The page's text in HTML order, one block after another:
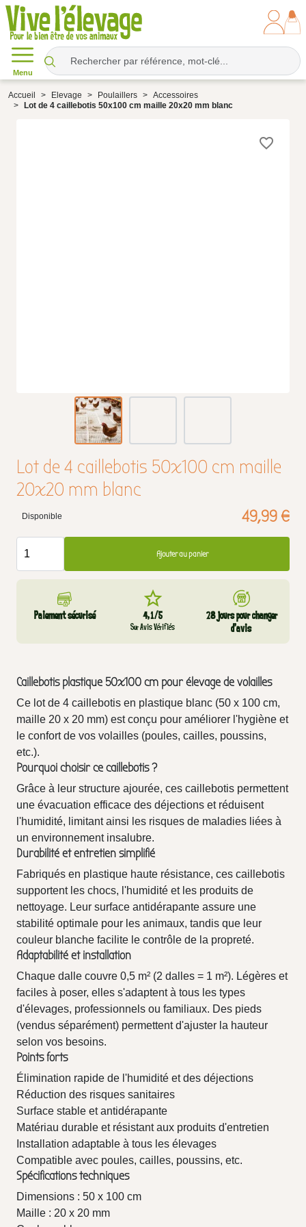
Menu
Accueil Elevage Poulaillers
Accessoires
Lot de 4 caillebotis 50x100 cm maille 20x20 mm blanc
favorite_border
Lot de 4 caillebotis 50x100 cm maille
20x20 mm blanc
Disponible 49,99 €
Ajouter au panier
Paiement sécurisé 4,1/5
Sur Avis Vérifiés
28 jours pour changer
d’avis
Caillebotis plastique 50x100 cm pour élevage de volailles
Ce lot de 4 caillebotis en plastique blanc (50 x 100 cm,
maille 20 x 20 mm) est conçu pour améliorer l'hygiène et
le confort de vos volailles (poules, cailles, poussins,
etc.).
Pourquoi choisir ce caillebotis ?
Grâce à leur structure ajourée, ces caillebotis permettent
une évacuation efficace des déjections et réduisent
l'humidité, limitant ainsi les risques de maladies liées à
un environnement insalubre.
Durabilité et entretien simplifié
Fabriqués en plastique haute résistance, ces caillebotis
supportent les chocs, l'humidité et les produits de
nettoyage. Leur surface antidérapante assure une
stabilité optimale pour les animaux, tandis que leur
couleur blanche facilite le contrôle de la propreté.
Adaptabilité et installation
Chaque dalle couvre 0,5 m² (2 dalles = 1 m²). Légères et
faciles à poser, elles s'adaptent à tous les types
d'élevages, professionnels ou familiaux. Des pieds
(vendus séparément) permettent d'ajuster la hauteur
selon vos besoins.
Points forts
Élimination rapide de l'humidité et des déjections
Réduction des risques sanitaires
Surface stable et antidérapante
Matériau durable et résistant aux produits d'entretien
Installation adaptable à tous les élevages
Compatible avec poules, cailles, poussins, etc.
Spécifications techniques
Dimensions : 50 x 100 cm
Maille : 20 x 20 mm